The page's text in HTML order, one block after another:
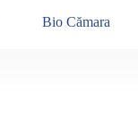
Bio Cămara